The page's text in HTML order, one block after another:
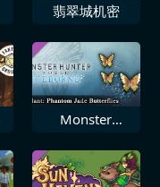
翡翠城机密
Monster
Iceborne 追加